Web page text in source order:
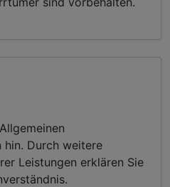
hin. Durch weitere
Leistungen erklären Sie